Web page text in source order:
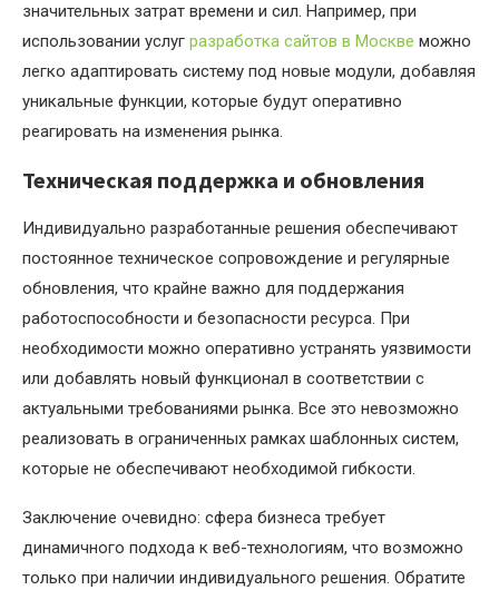
значительных затрат времени и сил. Например, при
использовании услуг разработка сайтов в Москве можно
легко адаптировать систему под новые модули, добавляя
уникальные функции, которые будут оперативно
реагировать на изменения рынка.
Техническая поддержка и обновления
Индивидуально разработанные решения обеспечивают
постоянное техническое сопровождение и регулярные
обновления, что крайне важно для поддержания
работоспособности и безопасности ресурса. При
необходимости можно оперативно устранять уязвимости
или добавлять новый функционал в соответствии с
актуальными требованиями рынка. Все это невозможно
реализовать в ограниченных рамках шаблонных систем,
которые не обеспечивают необходимой гибкости.
Заключение очевидно: сфера бизнеса требует
динамичного подхода к веб-технологиям, что возможно
только при наличии индивидуального решения. Обратите